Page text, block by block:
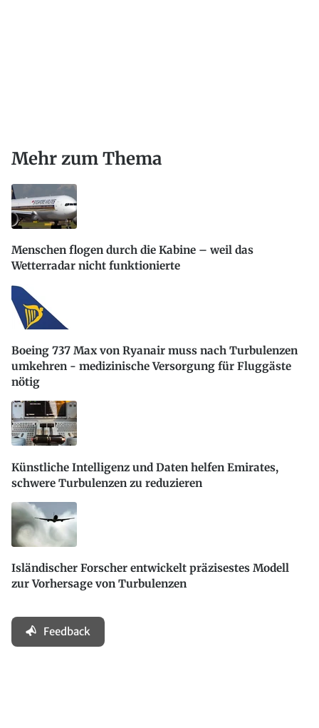
Mehr zum Thema
Menschen flogen durch die Kabine – weil das
Wetterradar nicht funktionierte
Boeing 737 Max von Ryanair muss nach Turbulenzen
umkehren - medizinische Versorgung für Fluggäste
nötig
Künstliche Intelligenz und Daten helfen Emirates,
schwere Turbulenzen zu reduzieren
Isländischer Forscher entwickelt präzisestes Modell
zur Vorhersage von Turbulenzen
Feedback